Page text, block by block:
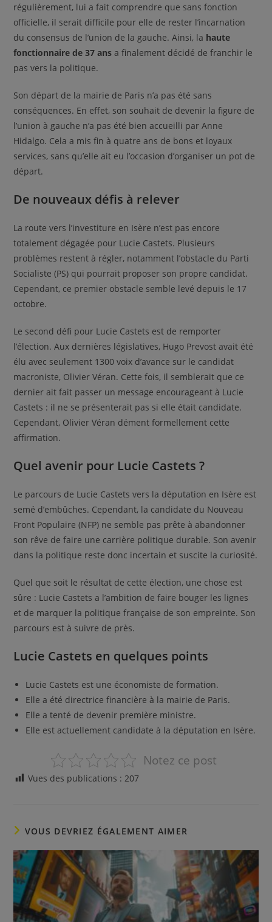
régulièrement, lui a fait comprendre que sans fonction
officielle, il serait difficile pour elle de rester l’incarnation
du consensus de l’union de la gauche. Ainsi, la haute
fonctionnaire de 37 ans a finalement décidé de franchir le
pas vers la politique.
Son départ de la mairie de Paris n’a pas été sans
conséquences. En effet, son souhait de devenir la figure de
l’union à gauche n’a pas été bien accueilli par Anne
Hidalgo. Cela a mis fin à quatre ans de bons et loyaux
services, sans qu’elle ait eu l’occasion d’organiser un pot de
départ.
De nouveaux défis à relever
La route vers l’investiture en Isère n’est pas encore
totalement dégagée pour Lucie Castets. Plusieurs
problèmes restent à régler, notamment l’obstacle du Parti
Socialiste (PS) qui pourrait proposer son propre candidat.
Cependant, ce premier obstacle semble levé depuis le 17
octobre.
Le second défi pour Lucie Castets est de remporter
l’élection. Aux dernières législatives, Hugo Prevost avait été
élu avec seulement 1300 voix d’avance sur le candidat
macroniste, Olivier Véran. Cette fois, il semblerait que ce
dernier ait fait passer un message encourageant à Lucie
Castets : il ne se présenterait pas si elle était candidate.
Cependant, Olivier Véran dément formellement cette
affirmation.
Quel avenir pour Lucie Castets ?
Le parcours de Lucie Castets vers la députation en Isère est
semé d’embûches. Cependant, la candidate du Nouveau
Front Populaire (NFP) ne semble pas prête à abandonner
son rêve de faire une carrière politique durable. Son avenir
dans la politique reste donc incertain et suscite la curiosité.
Quel que soit le résultat de cette élection, une chose est
sûre : Lucie Castets a l’ambition de faire bouger les lignes
et de marquer la politique française de son empreinte. Son
parcours est à suivre de près.
Lucie Castets en quelques points
Lucie Castets est une économiste de formation.
Elle a été directrice financière à la mairie de Paris.
Elle a tenté de devenir première ministre.
Elle est actuellement candidate à la députation en Isère.
Notez ce post
Vues des publications : 207
VOUS DEVRIEZ ÉGALEMENT AIMER